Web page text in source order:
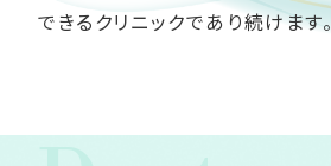
できるクリニックであり続けます。